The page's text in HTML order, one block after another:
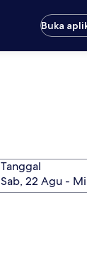
Buka
Tanggal